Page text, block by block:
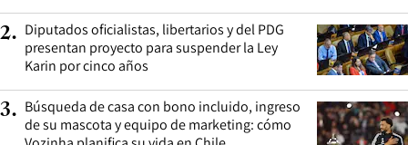
2. Diputados oficialistas, libertarios y del PDG
presentan proyecto para suspender la Ley
Karin por cinco años
3. Búsqueda de casa con bono incluido, ingreso
de su mascota y equipo de marketing: cómo